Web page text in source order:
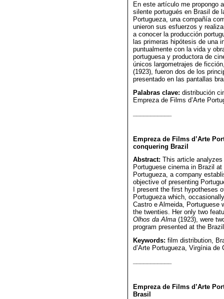
En este artículo me propongo
silente portugués en Brasil de
Portugueza, una compañía
unieron sus esfuerzos y
a conocer la producción
las primeras hipótesis de una
puntualmente con la vida y
portuguesa y productora de
únicos largometrajes de
(1923), fueron dos de los
presentado en las pantallas
Palabras clave: distribución
Empreza de Films d’Arte
Empreza de Films d’Arte
conquering Brazil
Abstract: This article
Portuguese cinema in Brazil
Portugueza, a company
objective of presenting
I present the first hypotheses
Portugueza which,
Castro e Almeida, Portuguese
the twenties. Her only two
Olhos da Alma(1923), were
program presented at the
Keywords: film distribution,
d’Arte Portugueza, Virgínia de
Empreza de Films d’Arte
Brasil